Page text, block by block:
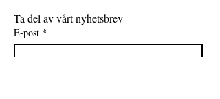
Ta del av vårt nyhetsbrev
E-post *